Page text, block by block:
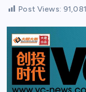
Post Views: 91,081